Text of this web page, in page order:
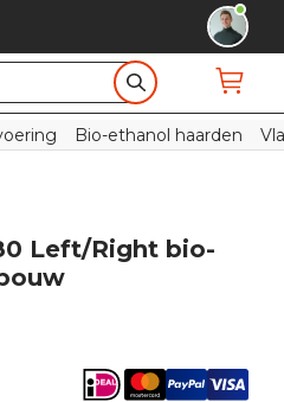
Bio-ethanol haarden
Left/Right bio-